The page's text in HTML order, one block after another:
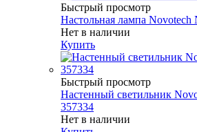
Быстрый просмотр
Настольная лампа
Нет в наличии
Купить
Быстрый просмотр
Настенный светильник
357334
Нет в наличии